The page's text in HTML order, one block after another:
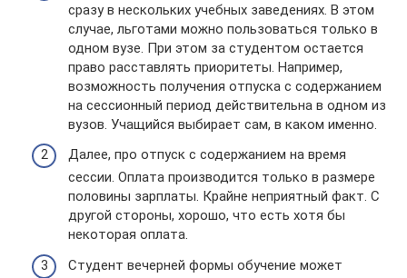
сразу в нескольких учебных заведениях. В этом
случае, льготами можно пользоваться только в
одном вузе. При этом за студентом остается
право расставлять приоритеты. Например,
возможность получения отпуска с содержанием
на сессионный период действительна в одном из
вузов. Учащийся выбирает сам, в каком именно.
Далее, про отпуск с содержанием на время
сессии. Оплата производится только в размере
половины зарплаты. Крайне неприятный факт. С
другой стороны, хорошо, что есть хотя бы
некоторая оплата.
Студент вечерней формы обучение может